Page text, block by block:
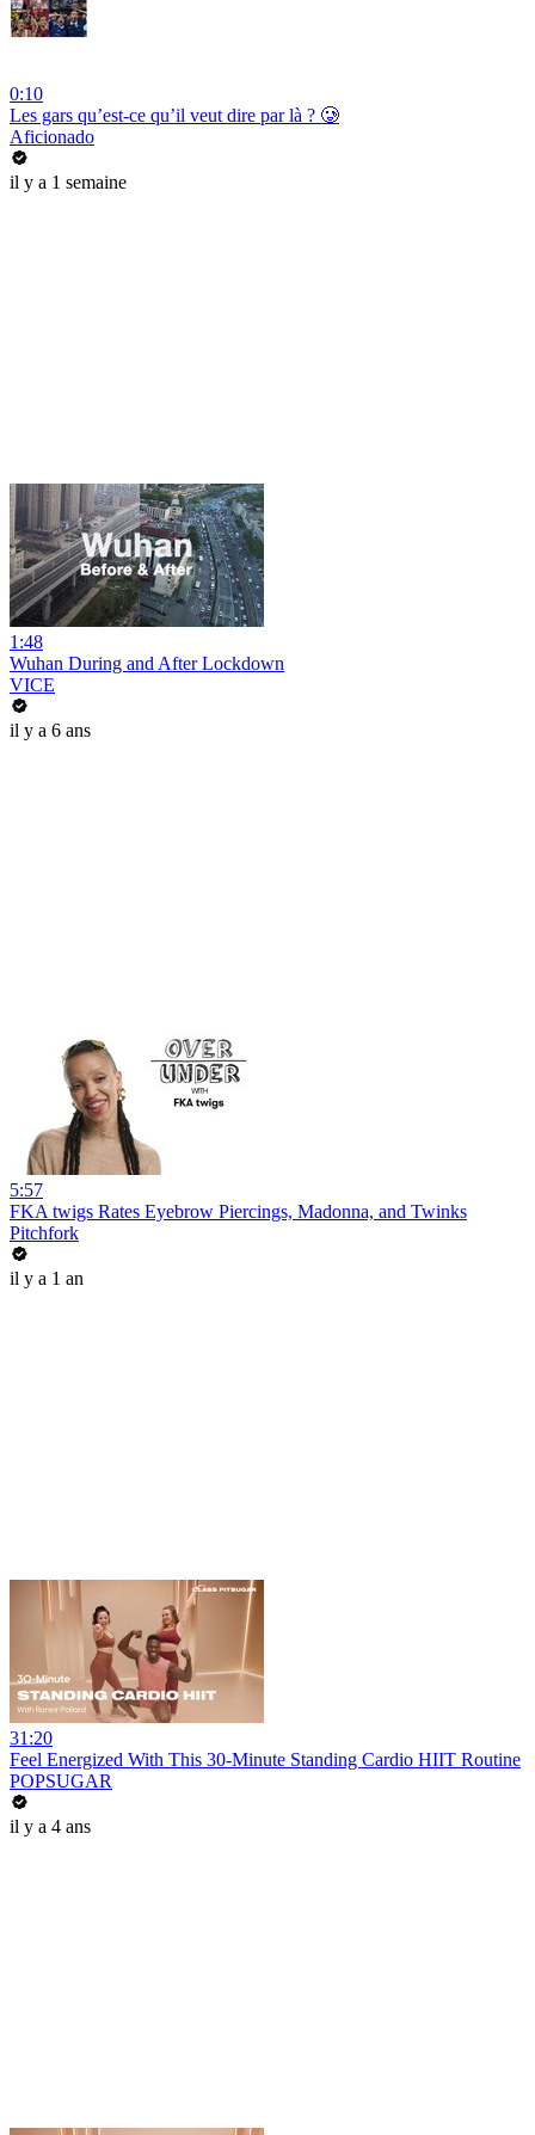
0:10
Les gars qu’est-ce qu’il veut dire par là ? 🥲
Aficionado
il y a 1 semaine
1:48
Wuhan During and After Lockdown
VICE
il y a 6 ans
5:57
FKA twigs Rates Eyebrow Piercings, Madonna, and Twinks
Pitchfork
il y a 1 an
31:20
Feel Energized With This 30-Minute Standing Cardio HIIT Routine
POPSUGAR
il y a 4 ans